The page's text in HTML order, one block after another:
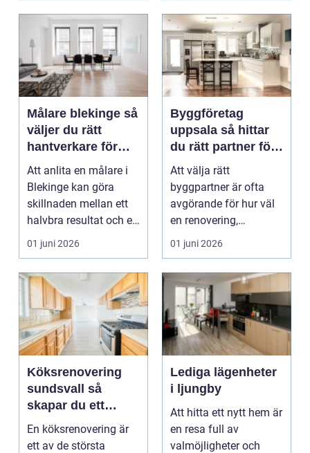
Målare blekinge så
väljer du rätt
hantverkare för
ditt projekt
Att anlita en målare i
Blekinge kan göra
skillnaden mellan ett
halvbra resultat och ett
hem eller en...
01 juni 2026
Byggföretag
uppsala så hittar
du rätt partner för
renovering och
ombyggnad
Att välja rätt
byggpartner är ofta
avgörande för hur väl
en renovering,
ombyggnad eller
tillbyggnad ...
01 juni 2026
Köksrenovering
sundsvall så
skapar du ett
hållbart och
funktionellt kök
En köksrenovering är
ett av de största
Lediga lägenheter
i ljungby
Att hitta ett nytt hem är
en resa full av
valmöjligheter och